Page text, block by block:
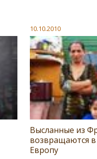
10.10.2010
Высланные из
возвращаются
Европу